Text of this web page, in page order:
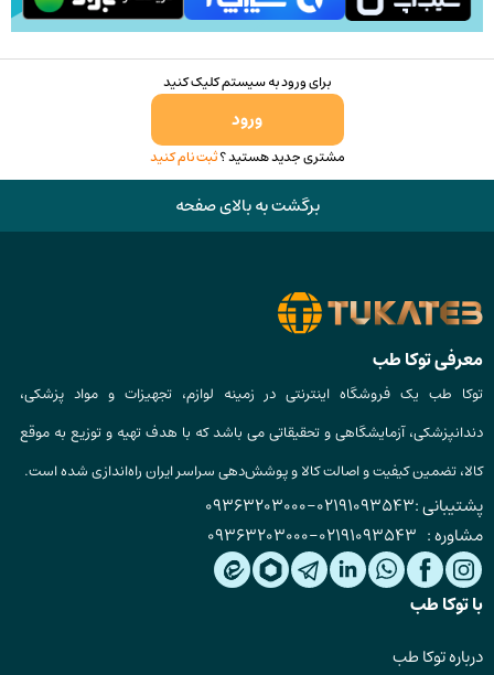
برای ورود به سیستم کلیک کنید
ورود
مشتری جدید هستید ؟ثبت نام کنید
برگشت به بالای صفحه
معرفی توکا طب
توکا طب یک فروشگاه اینترنتی در زمینه لوازم، تجهیزات و مواد پزشکی،
دندانپزشکی، آزمایشگاهی و تحقیقاتی می باشد که با هدف تهیه و توزیع به موقع
کالا، تضمین کیفیت و اصالت کالا و پوشش‌دهی سراسر ایران راه‌اندازی شده است.
پشتیبانی :02191093543
-
09363203000
مشاوره : 02191093543
-
09363203000
با توکا طب
درباره توکا طب